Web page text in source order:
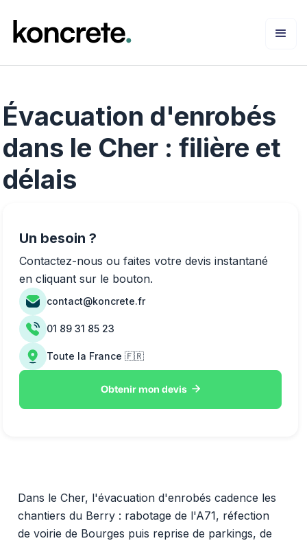
Évacuation d'enrobés
dans le Cher : filière et
délais
Dans le Cher, l'évacuation d'enrobés cadence les
chantiers du Berry : rabotage de l'A71, réfection
de voirie de Bourges puis reprise de parkings, de
Un besoin ?
Contactez-nous ou faites votre devis instantané
en cliquant sur le bouton.
contact@koncrete.fr
01 89 31 85 23
Toute la France 🇫🇷
Obtenir mon devis 